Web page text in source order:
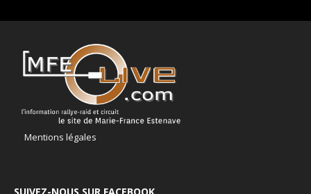
Mentions légales